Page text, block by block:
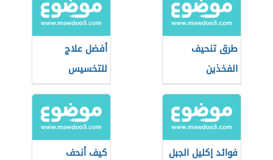
طرق تنحيف
الفخذين
أفضل علاج
للتخسيس
فوائد إكليل الجبل
كيف أنحف